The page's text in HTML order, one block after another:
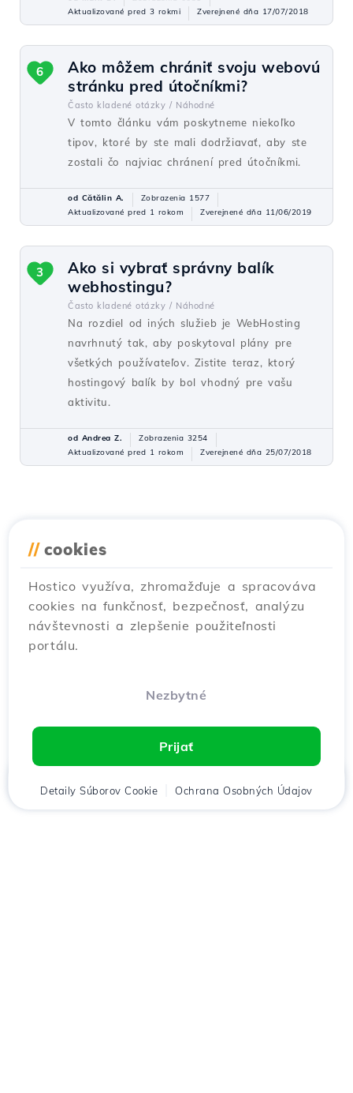
Aktualizované pred 3 rokmi
Zverejnené dňa 17/07/2018
Ako môžem chrániť svoju webovú
stránku pred útočníkmi?
Často kladené otázky / Náhodné
V tomto článku vám poskytneme niekoľko
tipov, ktoré by ste mali dodržiavať, aby ste
zostali čo najviac chránení pred útočníkmi.
6
od Cătălin A.
Zobrazenia 1577
Aktualizované pred 1 rokom
Zverejnené dňa 11/06/2019
Ako si vybrať správny balík
webhostingu?
Často kladené otázky / Náhodné
Na rozdiel od iných služieb je WebHosting
navrhnutý tak, aby poskytoval plány pre
všetkých používateľov. Zistite teraz, ktorý
hostingový balík by bol vhodný pre vašu
aktivitu.
3
od Andrea Z.
Zobrazenia 3254
Aktualizované pred 1 rokom
Zverejnené dňa 25/07/2018
// cookies
Hostico využíva, zhromažďuje a spracováva
cookies na funkčnosť, bezpečnosť, analýzu
návštevnosti a zlepšenie použiteľnosti
portálu.
Nezbytné
Prijať
Detaily Súborov Cookie Ochrana Osobných Údajov
Domov Klient Košík Chat Menu